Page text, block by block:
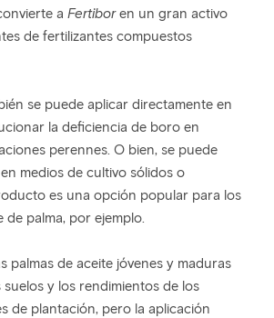
a Fertiboren un gran activo
de fertilizantes compuestos
se puede aplicar directamente en
la deficiencia de boro en
perennes. O bien, se puede
en medios de cultivo sólidos o
es una opción popular para los
de palma, por ejemplo.
palmas de aceite jóvenes y maduras
y los rendimientos de los
de plantación, pero la aplicación